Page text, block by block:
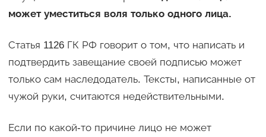
может уместиться воля только одного лица.
Статья 1126 ГК РФ говорит о том, что написать и
подтвердить завещание своей подписью может
только сам наследодатель. Тексты, написанные от
чужой руки, считаются недействительными.
Если по какой-то причине лицо не может